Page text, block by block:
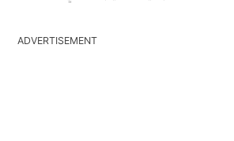
ADVERTISEMENT